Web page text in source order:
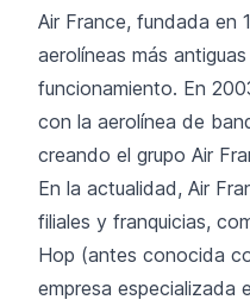
Air France, fundada en
aerolíneas más
funcionamiento. En
con la aerolínea de
creando el grupo Air
En la actualidad, Air
filiales y franquicias,
Hop (antes conocida
empresa especializada